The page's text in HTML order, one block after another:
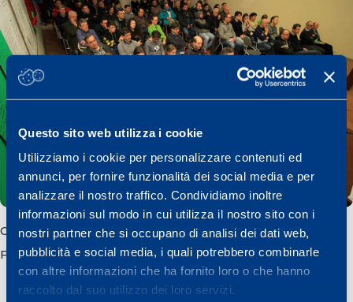
Questo sito web utilizza i cookie
Utilizziamo i cookie per personalizzare contenuti ed
annunci, per fornire funzionalità dei social media e per
analizzare il nostro traffico. Condividiamo inoltre
informazioni sul modo in cui utilizza il nostro sito con i
nostri partner che si occupano di analisi dei dati web,
pubblicità e social media, i quali potrebbero combinarle
con altre informazioni che ha fornito loro o che hanno
raccolto dal suo utilizzo dei loro servizi.
Comunicato Stampa / Luca Galimberti
Foto: Gentilmente concesse da Flaviano Ossola